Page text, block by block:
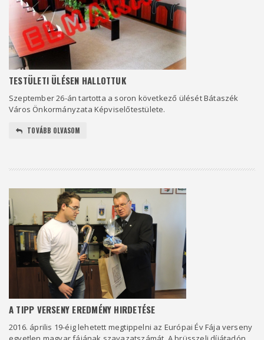
TESTÜLETI ÜLÉSEN HALLOTTUK
Szeptember 26-án tartotta a soron következő ülését Bátaszék
Város Önkormányzata Képviselőtestülete.
TOVÁBB OLVASOM
A TIPP VERSENY EREDMÉNY HIRDETÉSE
2016. április 19-éig lehetett megtippelni az Európai Év Fája verseny